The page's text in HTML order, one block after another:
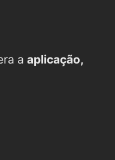
a aplicação,